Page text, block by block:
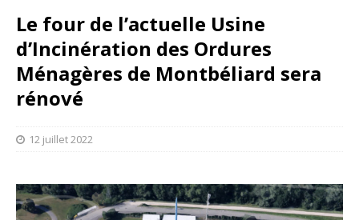
Le four de l’actuelle Usine
d’Incinération des Ordures
Ménagères de Montbéliard sera
rénové
12 juillet 2022